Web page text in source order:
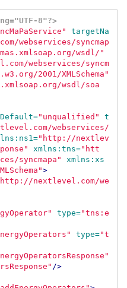
8"?>
targetNa
webservices/syncmap
wsdl/"
webservices/syncm
2001/XMLSchema"
wsdl/soa
"unqualified"
t
webservices/
"http://nextlev
xmlns:tns="htt
syncmapa"
xmlns:xs
>
nextlevel.com/we
type="tns:e
type="t
/>